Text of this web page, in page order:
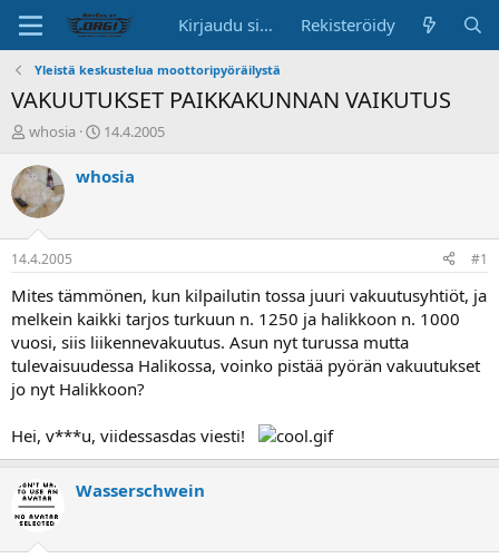
Kirjaudu sisään Rekisteröidy
Yleistä keskustelua moottoripyöräilystä
VAKUUTUKSET PAIKKAKUNNAN VAIKUTUS
K
s
k
u
s
e
l
n
a
l
o
t
j
a
whosia
A
o
p
ä
v
ä
14.4.2005
whosia
14.4.2005 #1
Mites tämmönen, kun kilpailutin tossa juuri vakuutusyhtiöt, ja
melkein kaikki tarjos turkuun n. 1250 ja halikkoon n. 1000
vuosi, siis liikennevakuutus. Asun nyt turussa mutta
tulevaisuudessa Halikossa, voinko pistää pyörän vakuutukset
jo nyt Halikkoon?
Hei, v***u, viidessasdas viesti!
Wasserschwein